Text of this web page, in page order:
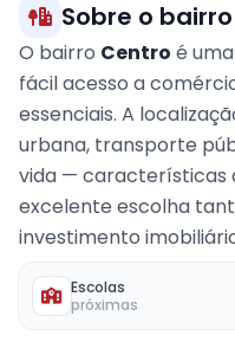
Sobre o
O bairro Centro é
fácil acesso a
essenciais. A
urbana, transporte
vida — características
excelente escolha
investimento
Escolas
próximas